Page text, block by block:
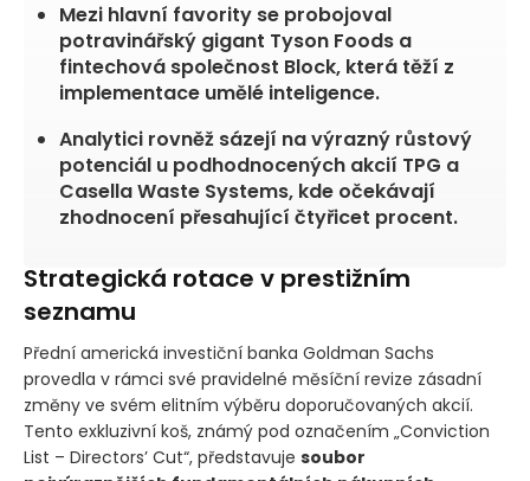
Mezi hlavní favority se probojoval
potravinářský gigant Tyson Foods a
fintechová společnost Block, která těží z
implementace umělé inteligence.
Analytici rovněž sázejí na výrazný růstový
potenciál u podhodnocených akcií TPG a
Casella Waste Systems, kde očekávají
zhodnocení přesahující čtyřicet procent.
Strategická rotace v prestižním
seznamu
Přední americká investiční banka Goldman Sachs
provedla v rámci své pravidelné měsíční revize zásadní
změny ve svém elitním výběru doporučovaných akcií.
Tento exkluzivní koš, známý pod označením „Conviction
List – Directors’ Cut“, představuje soubor